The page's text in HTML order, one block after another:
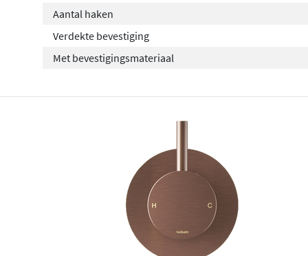
Aantal haken
Verdekte bevestiging
Met bevestigingsmateriaal